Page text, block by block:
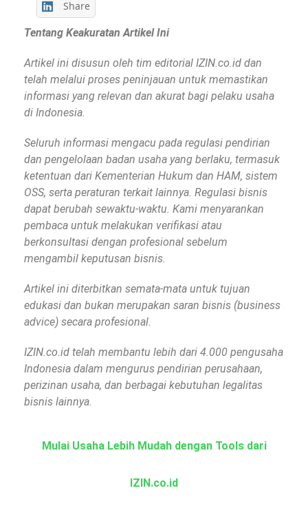
Share
Tentang Keakuratan Artikel Ini
Artikel ini disusun oleh tim editorial IZIN.co.id dan
telah melalui proses peninjauan untuk memastikan
informasi yang relevan dan akurat bagi pelaku usaha
di Indonesia.
Seluruh informasi mengacu pada regulasi pendirian
dan pengelolaan badan usaha yang berlaku, termasuk
ketentuan dari Kementerian Hukum dan HAM, sistem
OSS, serta peraturan terkait lainnya. Regulasi bisnis
dapat berubah sewaktu-waktu. Kami menyarankan
pembaca untuk melakukan verifikasi atau
berkonsultasi dengan profesional sebelum
mengambil keputusan bisnis.
Artikel ini diterbitkan semata-mata untuk tujuan
edukasi dan bukan merupakan saran bisnis (business
advice) secara profesional.
IZIN.co.id telah membantu lebih dari 4.000 pengusaha
Indonesia dalam mengurus pendirian perusahaan,
perizinan usaha, dan berbagai kebutuhan legalitas
bisnis lainnya.
Mulai Usaha Lebih Mudah dengan Tools dari
IZIN.co.id